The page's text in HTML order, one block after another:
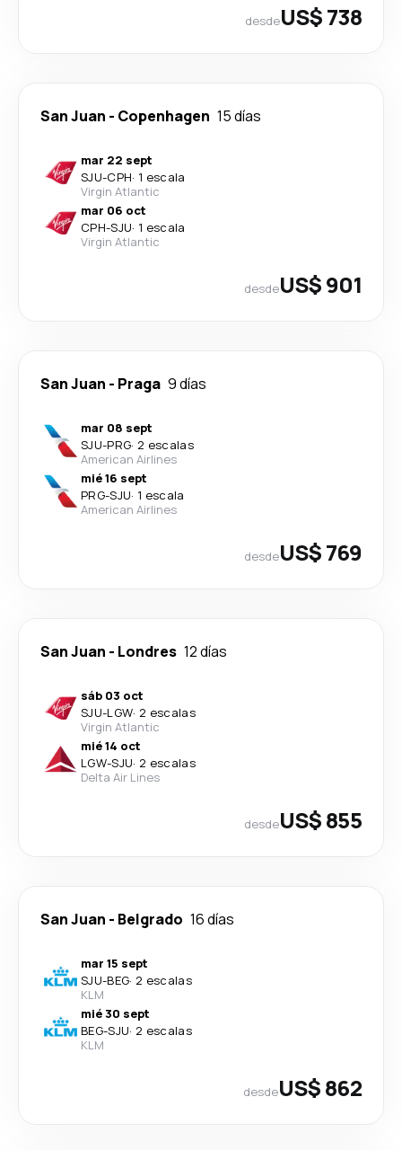
desdeUS$ 738
San Juan - Copenhagen 15 días
mar 22 sept
SJU-CPH· 1 escala
Virgin Atlantic
mar 06 oct
CPH-SJU· 1 escala
Virgin Atlantic
desdeUS$ 901
San Juan - Praga 9 días
mar 08 sept
SJU-PRG· 2 escalas
American Airlines
mié 16 sept
PRG-SJU· 1 escala
American Airlines
desdeUS$ 769
San Juan - Londres 12 días
sáb 03 oct
SJU-LGW· 2 escalas
Virgin Atlantic
mié 14 oct
LGW-SJU· 2 escalas
Delta Air Lines
desdeUS$ 855
San Juan - Belgrado 16 días
mar 15 sept
SJU-BEG· 2 escalas
KLM
mié 30 sept
BEG-SJU· 2 escalas
KLM
desdeUS$ 862